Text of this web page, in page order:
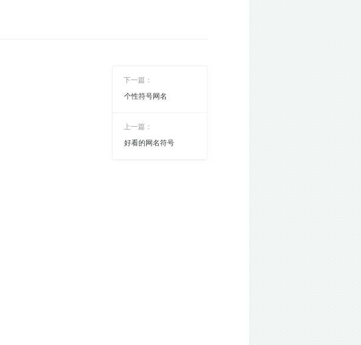
下一篇：
个性符号网名
上一篇：
好看的网名符号